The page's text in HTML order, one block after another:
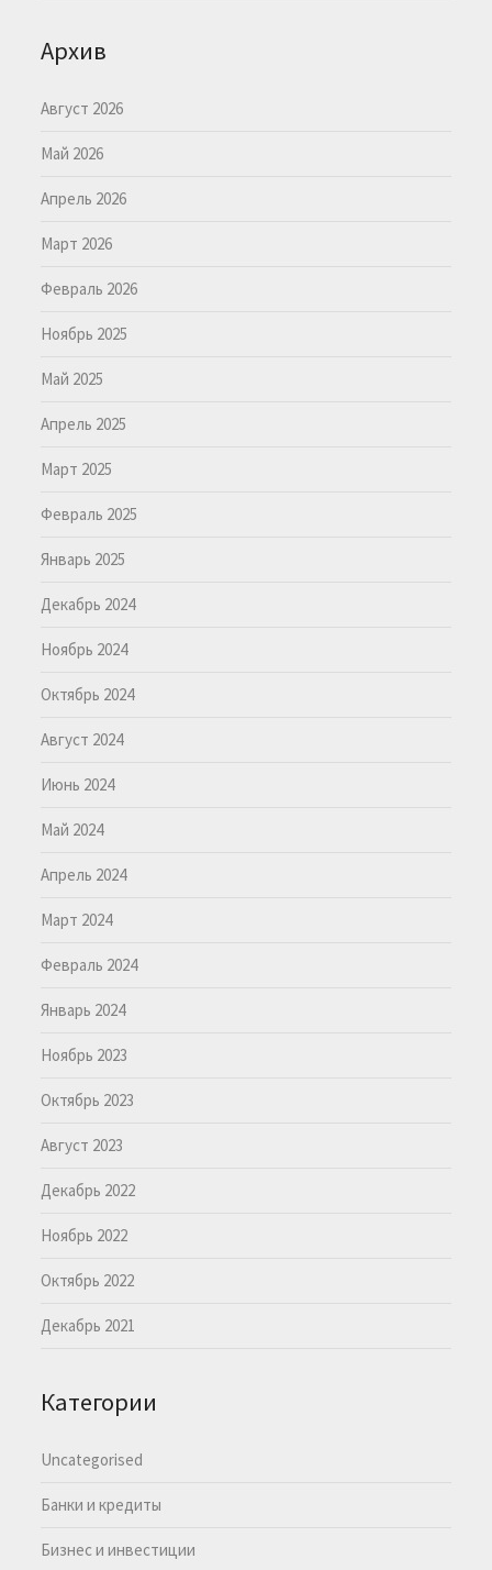
Архив
Август 2026
Май 2026
Апрель 2026
Март 2026
Февраль 2026
Ноябрь 2025
Май 2025
Апрель 2025
Март 2025
Февраль 2025
Январь 2025
Декабрь 2024
Ноябрь 2024
Октябрь 2024
Август 2024
Июнь 2024
Май 2024
Апрель 2024
Март 2024
Февраль 2024
Январь 2024
Ноябрь 2023
Октябрь 2023
Август 2023
Декабрь 2022
Ноябрь 2022
Октябрь 2022
Декабрь 2021
Категории
Uncategorised
Банки и кредиты
Бизнес и инвестиции